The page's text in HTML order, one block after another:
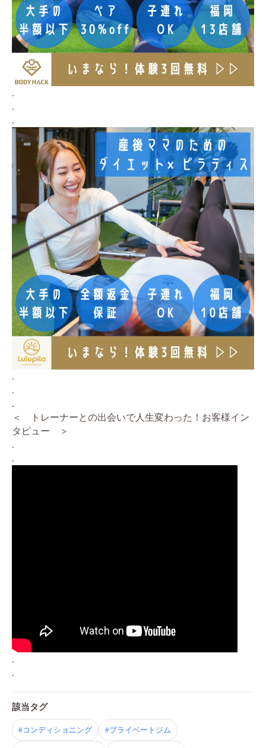
.
.
.
.
.
.
＜ トレーナーとの出会いで人生変わった！お客様イン
タビュー ＞
.
.
.
.
該当タグ
#コンディショニング #プライベートジム